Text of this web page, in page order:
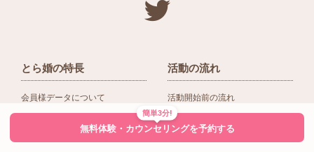
とら婚の特長
会員様データについて
活動の流れ
活動開始前の流れ
入会後の活動の流れ
簡単3分!
無料体験・カウンセリングを予約する